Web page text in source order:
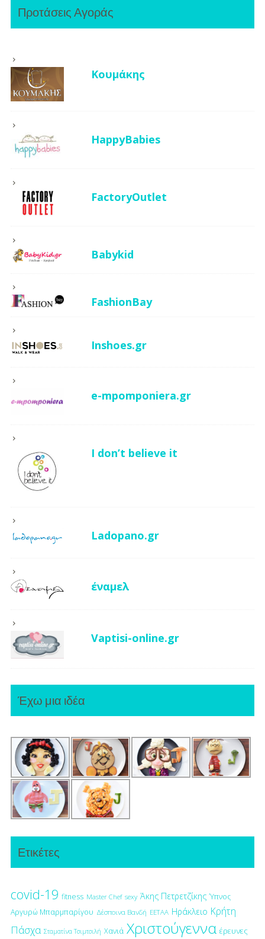
Προτάσεις Αγοράς
Κουμάκης
HappyBabies
FactoryOutlet
Babykid
FashionBay
Inshoes.gr
e-mpomponiera.gr
I don’t believe it
Ladopano.gr
έναμελ
Vaptisi-online.gr
Έχω μια ιδέα
Ετικέτες
covid-19 fitness Master Chef sexy Άκης Πετρετζίκης Ύπνος
Αργυρώ Μπαρμπαρίγου Δέσποινα Βανδή ΕΕΤΑΑ Ηράκλειο Κρήτη
Πάσχα Σταματίνα Τσιμτσιλή Χανιά Χριστούγεννα έρευνες